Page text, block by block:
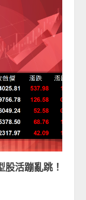
股活蹦亂跳！